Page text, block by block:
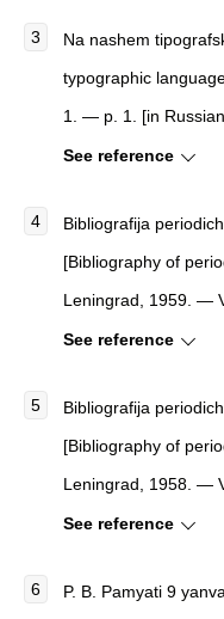
Na nashem
typographic
1. — p. 1. [in
See reference
Bibliografija
[Bibliography of
Leningrad, 1959. —
See reference
Bibliografija
[Bibliography of
Leningrad, 1958. —
See reference
P. B. Pamyati 9